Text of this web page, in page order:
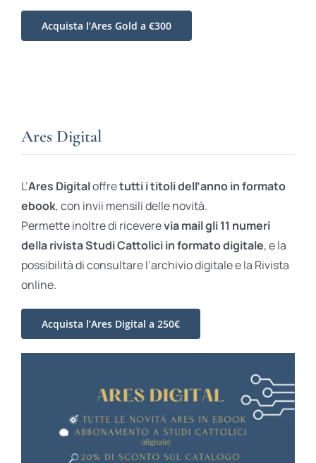
Acquista l’Ares Gold a €300
Ares Digital
L’Ares Digitaloffretutti i titoli dell’anno in formato
ebook, con invii mensili delle novità.
Permette inoltre di riceverevia mail gli 11 numeri
della rivista Studi Cattolici in formato digitale, e la
possibilità di consultare l’archivio digitale e la Rivista
online.
Acquista l’Ares Digital a 250€